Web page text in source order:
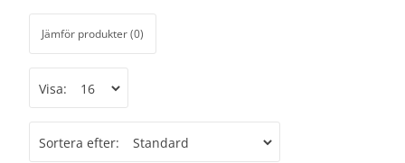
Jämför produkter (0)
Visa:
Sortera efter: